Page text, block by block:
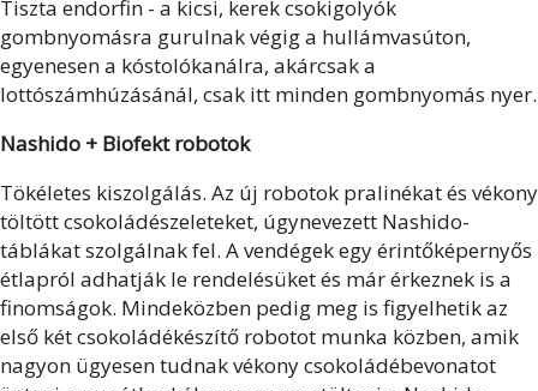
Tiszta endorfin - a kicsi, kerek csokigolyók
gombnyomásra gurulnak végig a hullámvasúton,
egyenesen a kóstolókanálra, akárcsak a
lottószámhúzásánál, csak itt minden gombnyomás nyer.
Nashido + Biofekt robotok
Tökéletes kiszolgálás. Az új robotok pralinékat és vékony
töltött csokoládészeleteket, úgynevezett Nashido-
táblákat szolgálnak fel. A vendégek egy érintőképernyős
étlapról adhatják le rendelésüket és már érkeznek is a
finomságok. Mindeközben pedig meg is figyelhetik az
első két csokoládékészítő robotot munka közben, amik
nagyon ügyesen tudnak vékony csokoládébevonatot